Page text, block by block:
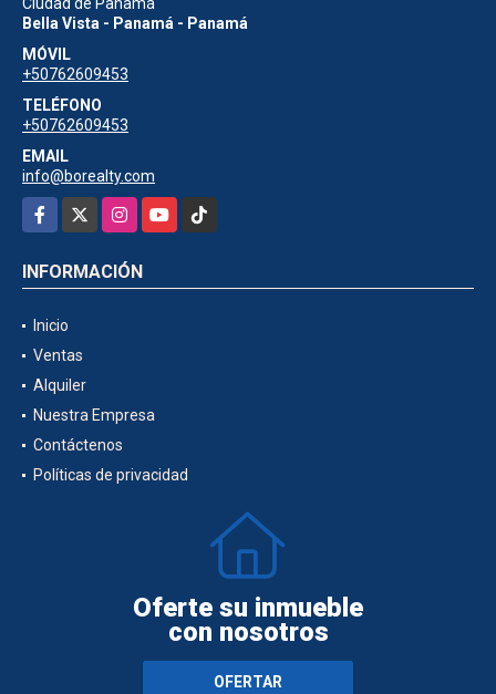
Bella Vista - Panamá - Panamá
MÓVIL
+50762609453
TELÉFONO
+50762609453
EMAIL
info@borealty.com
Facebook
InstagramYouTubeTikTok
INFORMACIÓN
Inicio
Ventas
Alquiler
Nuestra Empresa
Contáctenos
Políticas de privacidad
Oferte su inmueble
con nosotros
OFERTAR